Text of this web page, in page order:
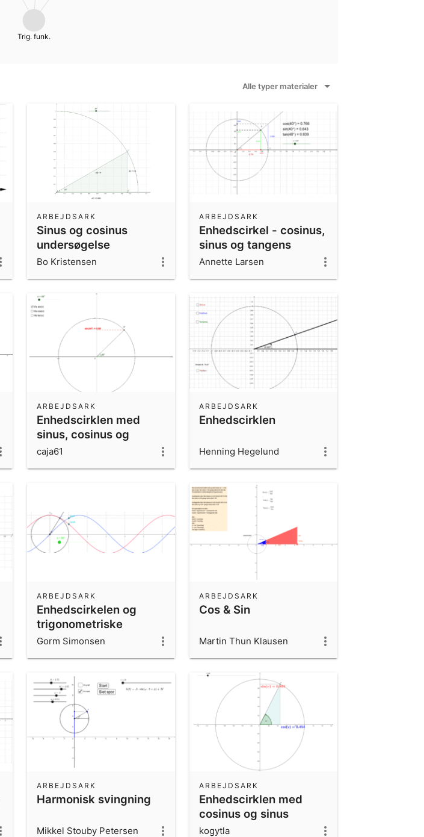
Trig. funk.
Alle typer materialer
Sinus og cosinus
undersøgelse
ARBEJDSARK
Bo Kristensen
Enhedscirkel - cosinus,
sinus og tangens
ARBEJDSARK
Annette Larsen
Enhedscirklen med
sinus, cosinus og
tangens
ARBEJDSARK
caja61
Enhedscirklen
ARBEJDSARK
Henning Hegelund
Enhedscirkelen og
trigonometriske
funktioner
ARBEJDSARK
Gorm Simonsen
Cos & Sin
ARBEJDSARK
Martin Thun Klausen
Harmonisk svingning
ARBEJDSARK
Mikkel Stouby Petersen
Enhedscirklen med
cosinus og sinus
ARBEJDSARK
kogytla